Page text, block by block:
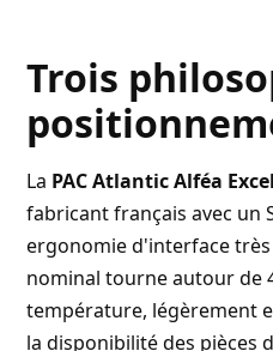
Trois
La PAC Atlantic Alféa
fabricant français avec un
ergonomie d'interface très
nominal tourne autour de
température, légèrement
la disponibilité des pièces